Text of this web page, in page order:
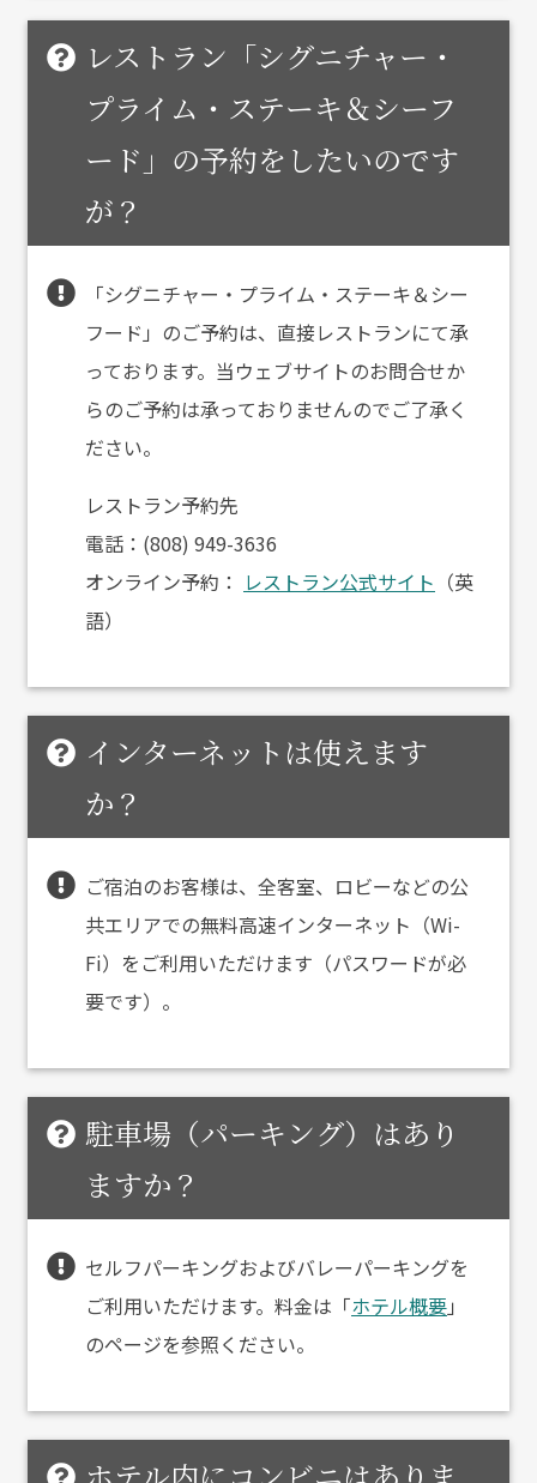
レストラン「シグニチャー・
プライム・ステーキ＆シーフ
ード」の予約をしたいのです
が？
「シグニチャー・プライム・ステーキ＆シー
フード」のご予約は、直接レストランにて承
っております。当ウェブサイトのお問合せか
らのご予約は承っておりませんのでご了承く
ださい。
レストラン予約先
電話：(808) 949-3636
オンライン予約： レストラン公式サイト （英
語）
インターネットは使えます
か？
ご宿泊のお客様は、全客室、ロビーなどの公
共エリアでの無料高速インターネット（Wi-
Fi）をご利用いただけます（パスワードが必
要です）。
駐車場（パーキング）はあり
ますか？
セルフパーキングおよびバレーパーキングを
ご利用いただけます。料金は「ホテル概要」
のページを参照ください。